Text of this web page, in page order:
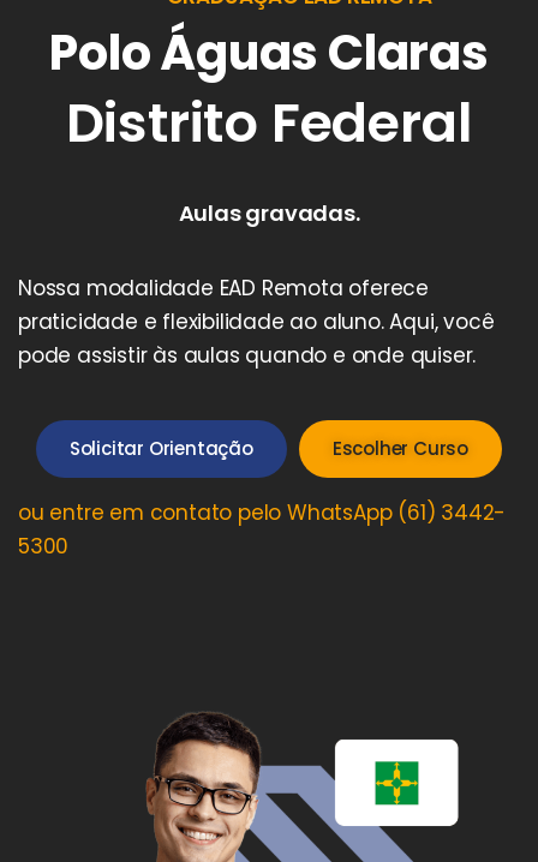
Polo Águas Claras
Distrito Federal
Aulas gravadas.
Nossa modalidade EAD Remota oferece
praticidade e flexibilidade ao aluno. Aqui, você
pode assistir às aulas quando e onde quiser.
Solicitar Orientação Escolher Curso
ou entre em contato pelo WhatsApp (61) 3442-
5300